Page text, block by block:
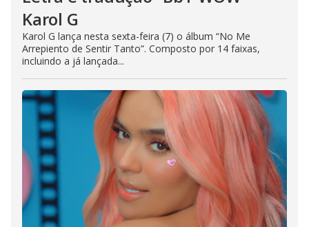
Karol G
Karol G lança nesta sexta-feira (7) o álbum “No Me
Arrepiento de Sentir Tanto”. Composto por 14 faixas,
incluindo a já lançada...